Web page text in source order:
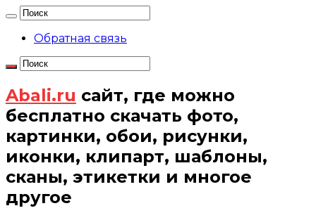
Обратная связь
Abali.ru сайт, где можно
бесплатно скачать фото,
картинки, обои, рисунки,
иконки, клипарт, шаблоны,
сканы, этикетки и многое
другое